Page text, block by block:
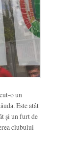
o un
Este atât
și un furt de
clubului